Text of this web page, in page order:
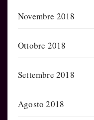
Novembre 2018
Ottobre 2018
Settembre 2018
Agosto 2018